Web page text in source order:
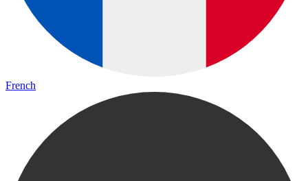
French